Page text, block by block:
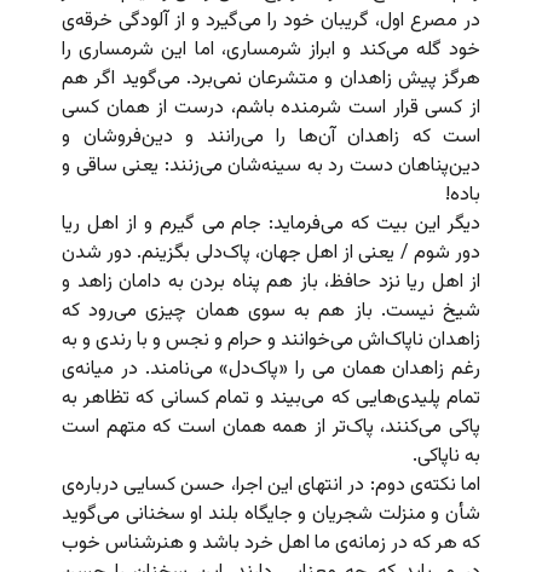
در مصرع اول، گریبان خود را می‌گیرد و از آلودگی خرقه‌ی
خود گله می‌کند و ابراز شرمساری، اما این شرمساری را
هرگز پیش زاهدان و متشرعان نمی‌برد. می‌‌گوید اگر هم
از کسی قرار است شرمنده باشم، درست از همان کسی
است که زاهدان آن‌ها را می‌رانند و دین‌فروشان و
دین‌پناهان دست رد به سینه‌شان می‌زنند: یعنی ساقی و
باده!
دیگر این بیت که می‌فرماید: جام می گیرم و از اهل ریا
دور شوم / یعنی از اهل جهان، پاک‌دلی بگزینم. دور شدن
از اهل ریا نزد حافظ، باز هم پناه بردن به دامان زاهد و
شیخ نیست. باز هم به سوی همان چیزی می‌رود که
زاهدان ناپاک‌اش می‌خوانند و حرام و نجس و با رندی و به
رغم زاهدان همان می را «پاک‌دل» می‌نامند. در میانه‌ی
تمام پلیدی‌هایی که می‌بیند و تمام کسانی که تظاهر به
پاکی می‌کنند، پاک‌تر از همه همان است که متهم است
به ناپاکی.
اما نکته‌ی دوم: در انتهای این اجرا، حسن کسایی درباره‌ی
شأن و منزلت شجریان و جایگاه بلند او سخنانی می‌گوید
که هر که در زمانه‌ی ما اهل خرد باشد و هنرشناس خوب